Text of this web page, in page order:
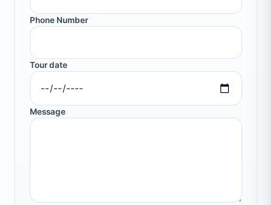
Phone Number
Tour date
Message